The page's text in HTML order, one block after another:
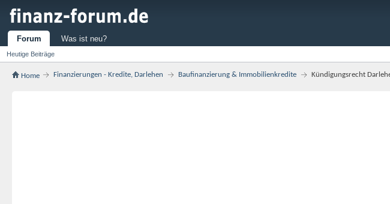
Forum
Heutige Beiträge
Was ist neu?
Home Finanzierungen - Kredite, Darlehen Baufinanzierung & Immobilienkredite Kündigungsrecht